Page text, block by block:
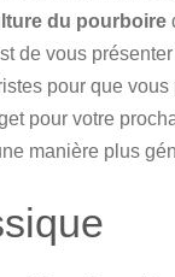
du pourboire
de vous
pour que
pour votre
manière plus